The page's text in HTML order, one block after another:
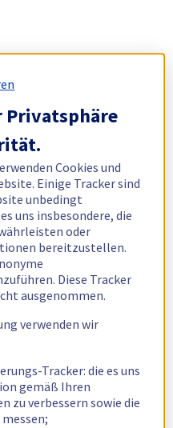
Privatsphäre
Cookies und
Einige Tracker sind
unbedingt
uns insbesondere, die
oder
bereitzustellen.
Diese Tracker
ausgenommen.
verwenden wir
Tracker: die es uns
gemäß Ihren
zu verbessern sowie die